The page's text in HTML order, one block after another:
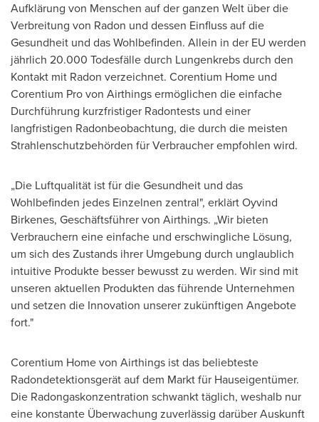
Aufklärung von Menschen auf der ganzen Welt über die
Verbreitung von Radon und dessen Einfluss auf die
Gesundheit und das Wohlbefinden. Allein in der EU werden
jährlich 20.000 Todesfälle durch Lungenkrebs durch den
Kontakt mit Radon verzeichnet. Corentium Home und
Corentium Pro von Airthings ermöglichen die einfache
Durchführung kurzfristiger Radontests und einer
langfristigen Radonbeobachtung, die durch die meisten
Strahlenschutzbehörden für Verbraucher empfohlen wird.
„Die Luftqualität ist für die Gesundheit und das
Wohlbefinden jedes Einzelnen zentral", erklärtOyvind
Birkenes, Geschäftsführer von Airthings. „Wir bieten
Verbrauchern eine einfache und erschwingliche Lösung,
um sich des Zustands ihrer Umgebung durch unglaublich
intuitive Produkte besser bewusst zu werden. Wir sind mit
unseren aktuellen Produkten das führende Unternehmen
und setzen die Innovation unserer zukünftigen Angebote
fort."
Corentium Home von Airthings ist das beliebteste
Radondetektionsgerät auf dem Markt für Hauseigentümer.
Die Radongaskonzentration schwankt täglich, weshalb nur
eine konstante Überwachung zuverlässig darüber Auskunft